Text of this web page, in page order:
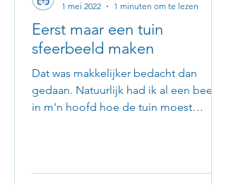
Eerst maar een tuin
sfeerbeeld maken
Dat was makkelijker bedacht dan
gedaan. Natuurlijk had ik al een beetje
in m'n hoofd hoe de tuin moest
1 mei 2022
1 minuten om te lezen